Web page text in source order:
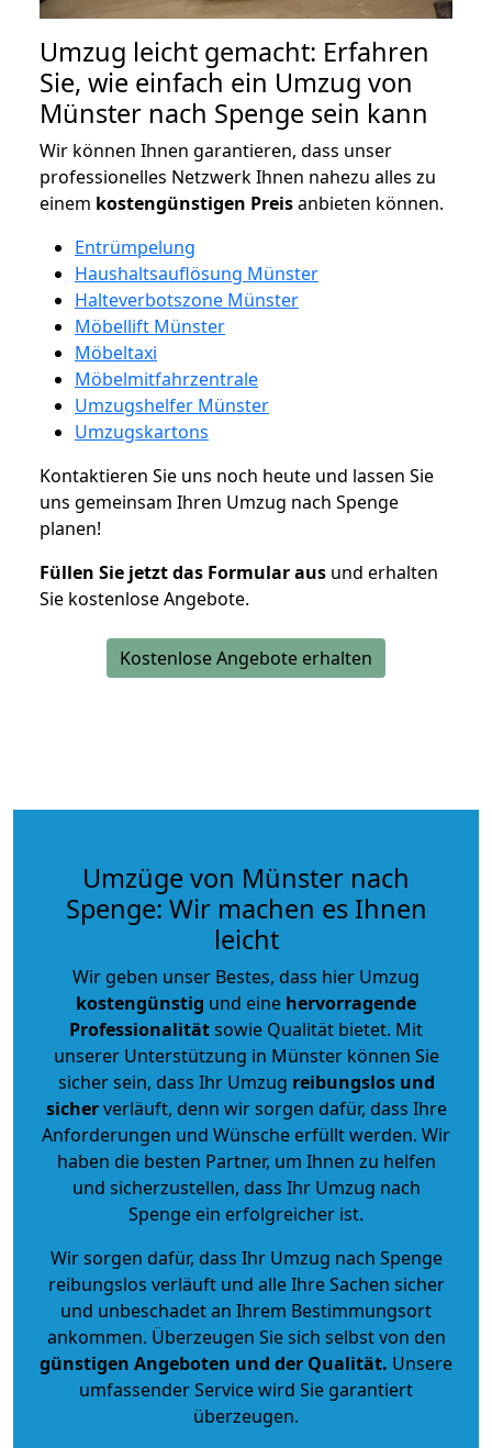
Umzug leicht gemacht: Erfahren
Sie, wie einfach ein Umzug von
Münster nach Spenge sein kann
Wir können Ihnen garantieren, dass unser
professionelles Netzwerk Ihnen nahezu alles zu
einem kostengünstigen Preisanbieten können.
Entrümpelung
Haushaltsauflösung Münster
Halteverbotszone Münster
Möbellift Münster
Möbeltaxi
Möbelmitfahrzentrale
Umzugshelfer Münster
Umzugskartons
Kontaktieren Sie uns noch heute und lassen Sie
uns gemeinsam Ihren Umzug nach Spenge
planen!
Füllen Sie jetzt das Formular aus und erhalten
Sie kostenlose Angebote.
Kostenlose Angebote erhalten
Umzüge von Münster nach
Spenge: Wir machen es Ihnen
leicht
Wir geben unser Bestes, dass hier Umzug
kostengünstig und eine hervorragende
Professionalitätsowie Qualität bietet. Mit
unserer Unterstützung in Münster können Sie
sicher sein, dass Ihr Umzug reibungslos und
sicherverläuft, denn wir sorgen dafür, dass Ihre
Anforderungen und Wünsche erfüllt werden. Wir
haben die besten Partner, um Ihnen zu helfen
und sicherzustellen, dass Ihr Umzug nach
Spenge ein erfolgreicher ist.
Wir sorgen dafür, dass Ihr Umzug nach Spenge
reibungslos verläuft und alle Ihre Sachen sicher
und unbeschadet an Ihrem Bestimmungsort
ankommen. Überzeugen Sie sich selbst von den
günstigen Angeboten und der Qualität. Unsere
umfassender Service wird Sie garantiert
überzeugen.